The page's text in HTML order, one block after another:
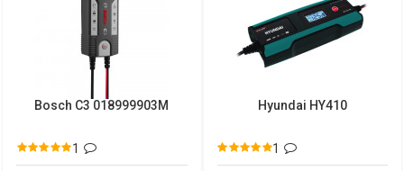
Bosch C3 018999903M
1
Hyundai HY410
1